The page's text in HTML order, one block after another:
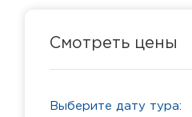
Смотреть цены
Выберите дату тура: